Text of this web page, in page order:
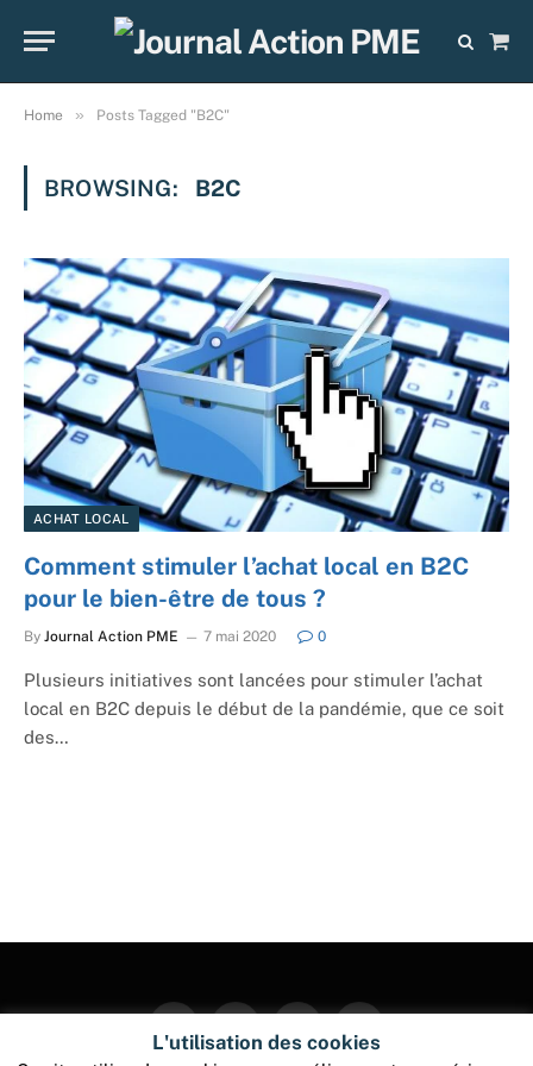
Cart
Home » Posts Tagged "B2C"
BROWSING: B2C
ACHAT LOCAL
Comment stimuler l’achat local en B2C
pour le bien-être de tous ?
By Journal Action PME 7 mai 2020 0
Plusieurs initiatives sont lancées pour stimuler l’achat
local en B2C depuis le début de la pandémie, que ce soit
des…
FacebookTwitter InstagramPinterest
L'utilisation des cookies